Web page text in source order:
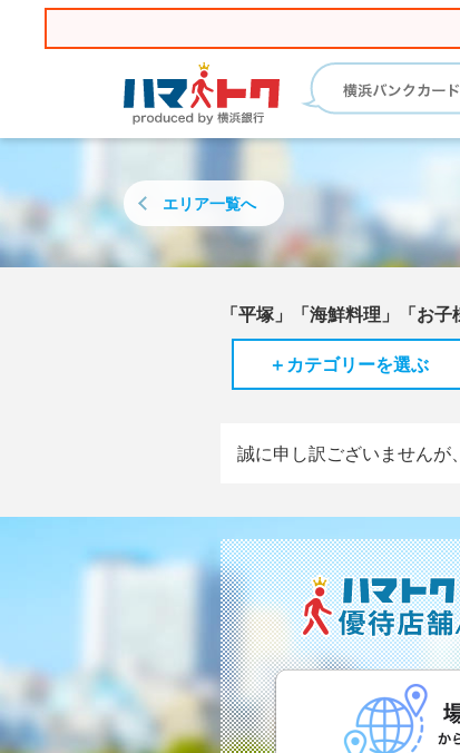
エリア一覧へ
「平塚」「海鮮料理」「お
＋カテゴリーを選ぶ
誠に申し訳ございませんが